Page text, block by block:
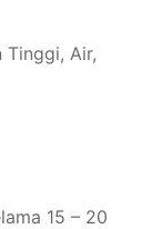
Tinggi, Air,
15 – 20